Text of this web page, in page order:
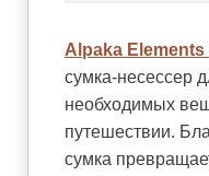
Alpaka Elements
сумка-несессер
необходимых
путешествии.
сумка